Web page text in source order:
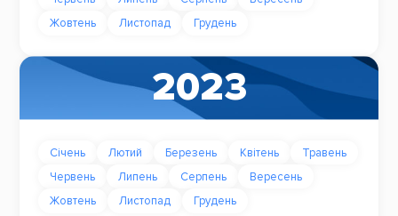
Жовтень
Листопад Грудень
2023
Січень Лютий Березень Квітень
Травень
Червень
Липень Серпень
Вересень
Жовтень
Листопад Грудень